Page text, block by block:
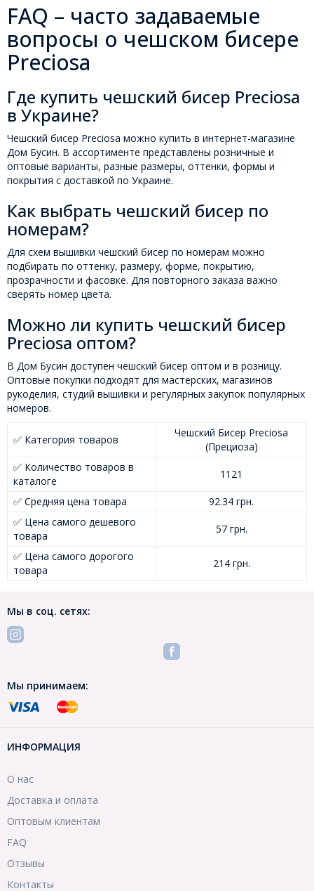
FAQ – часто задаваемые
вопросы о чешском бисере
Preciosa
Где купить чешский бисер Preciosa
в Украине?
Чешский бисер Preciosa можно купить в интернет-магазине
Дом Бусин. В ассортименте представлены розничные и
оптовые варианты, разные размеры, оттенки, формы и
покрытия с доставкой по Украине.
Как выбрать чешский бисер по
номерам?
Для схем вышивки чешский бисер по номерам можно
подбирать по оттенку, размеру, форме, покрытию,
прозрачности и фасовке. Для повторного заказа важно
сверять номер цвета.
Можно ли купить чешский бисер
Preciosa оптом?
В Дом Бусин доступен чешский бисер оптом и в розницу.
Оптовые покупки подходят для мастерских, магазинов
рукоделия, студий вышивки и регулярных закупок популярных
номеров.
✅ Категория товаров
Чешский Бисер Preciosa
(Прециоза)
✅ Количество товаров в
каталоге
1121
✅ Средняя цена товара
92.34 грн.
✅ Цена самого дешевого
товара
57 грн.
✅ Цена самого дорогого
товара
214 грн.
Мы в соц. сетях:
Мы принимаем:
ИНФОРМАЦИЯ
О нас
Доставка и оплата
Оптовым клиентам
FAQ
Отзывы
Контакты